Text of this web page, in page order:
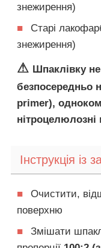
знежирення)
■
Старі
знежирення)
⚠ Шпаклівку
безпосередньо
primer),
нітроцелюлозні
Інструкція із
■
Очистити,
поверхню
■
Змішати